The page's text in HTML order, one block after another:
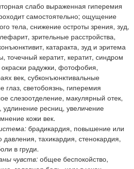
слабо выраженная гиперемия
самостоятельно; ощущение
тела, снижение остроты зрения, зуд,
зрительные расстройства,
катаракта, зуд и эритема
точечный кератит, кератит, синдром
окраски радужки, фотофобия,
век, субконъюнктивальные
глаз, светобоязнь, гиперемия
слезоотделение, макулярный отек,
ресниц, увеличение
кожи век.
брадикардия, повышение или
тахикардия, стенокардия,
в груди.
чувств: общее беспокойство,